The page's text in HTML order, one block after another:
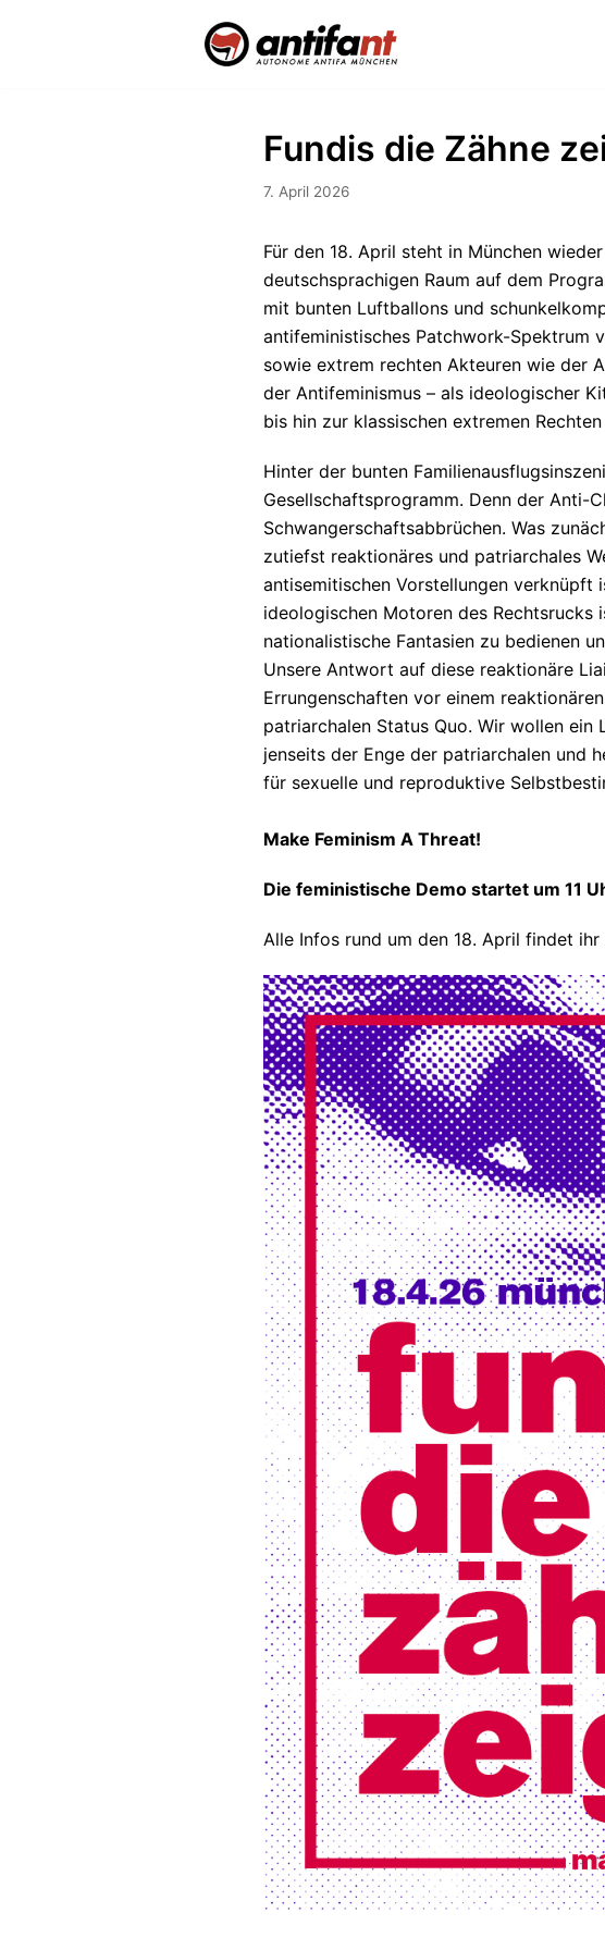
Fundis die Zähne
7. April 2026
Für den 18. April steht in München
deutschsprachigen Raum auf dem
mit bunten Luftballons und
antifeministisches Patchwork-Spektrum
sowie extrem rechten Akteuren wie der
der Antifeminismus – als ideologischer
bis hin zur klassischen extremen
Hinter der bunten
Gesellschaftsprogramm. Denn der Anti-
Schwangerschaftsabbrüchen. Was
zutiefst reaktionäres und patriarchales
antisemitischen Vorstellungen verknüpft
ideologischen Motoren des Rechtsrucks
nationalistische Fantasien zu bedienen
Unsere Antwort auf diese reaktionäre
Errungenschaften vor einem
patriarchalen Status Quo. Wir wollen
jenseits der Enge der patriarchalen und
für sexuelle und reproduktive
Make Feminism A Threat!
Die feministische Demo startet um 11
Alle Infos rund um den 18. April findet ihr